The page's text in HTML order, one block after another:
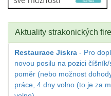
Aktuality strakonických
Restaurace Jiskra - Pro
novou posilu na pozici
poměr (nebo možnost
práce, 4 dny volno (to je za